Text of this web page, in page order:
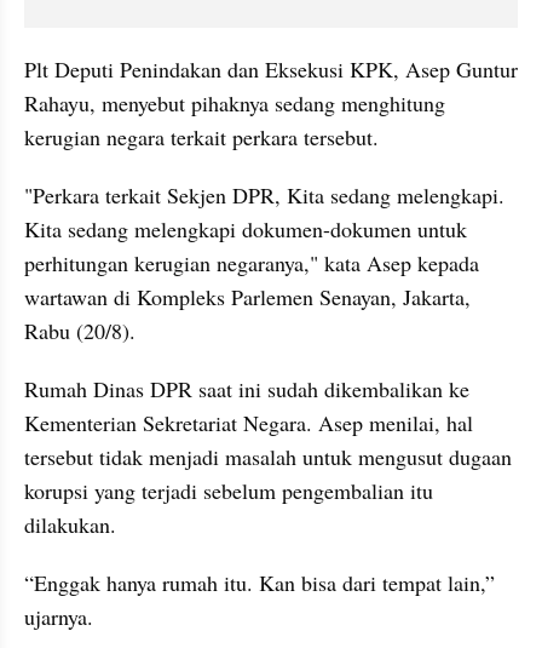
Plt Deputi Penindakan dan Eksekusi KPK, Asep Guntur
Rahayu, menyebut pihaknya sedang menghitung
kerugian negara terkait perkara tersebut.
"Perkara terkait Sekjen DPR, Kita sedang melengkapi.
Kita sedang melengkapi dokumen-dokumen untuk
perhitungan kerugian negaranya," kata Asep kepada
wartawan di Kompleks Parlemen Senayan, Jakarta,
Rabu (20/8).
Rumah Dinas DPR saat ini sudah dikembalikan ke
Kementerian Sekretariat Negara. Asep menilai, hal
tersebut tidak menjadi masalah untuk mengusut dugaan
korupsi yang terjadi sebelum pengembalian itu
dilakukan.
“Enggak hanya rumah itu. Kan bisa dari tempat lain,”
ujarnya.